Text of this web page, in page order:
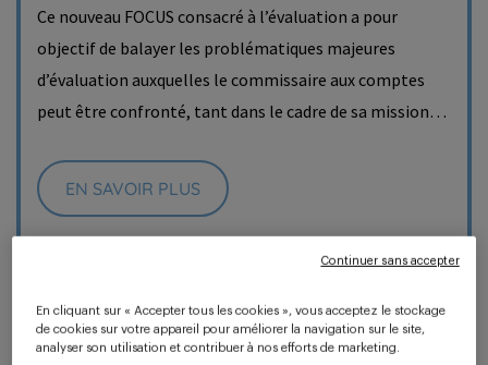
Ce nouveau FOCUS consacré à l’évaluation a pour
objectif de balayer les problématiques majeures
d’évaluation auxquelles le commissaire aux comptes
peut être confronté, tant dans le cadre de sa mission…
EN SAVOIR PLUS
En cliquant sur « Accepter tous les cookies », vous acceptez le stockage
de cookies sur votre appareil pour améliorer la navigation sur le site,
analyser son utilisation et contribuer à nos efforts de marketing.
Continuer sans accepter